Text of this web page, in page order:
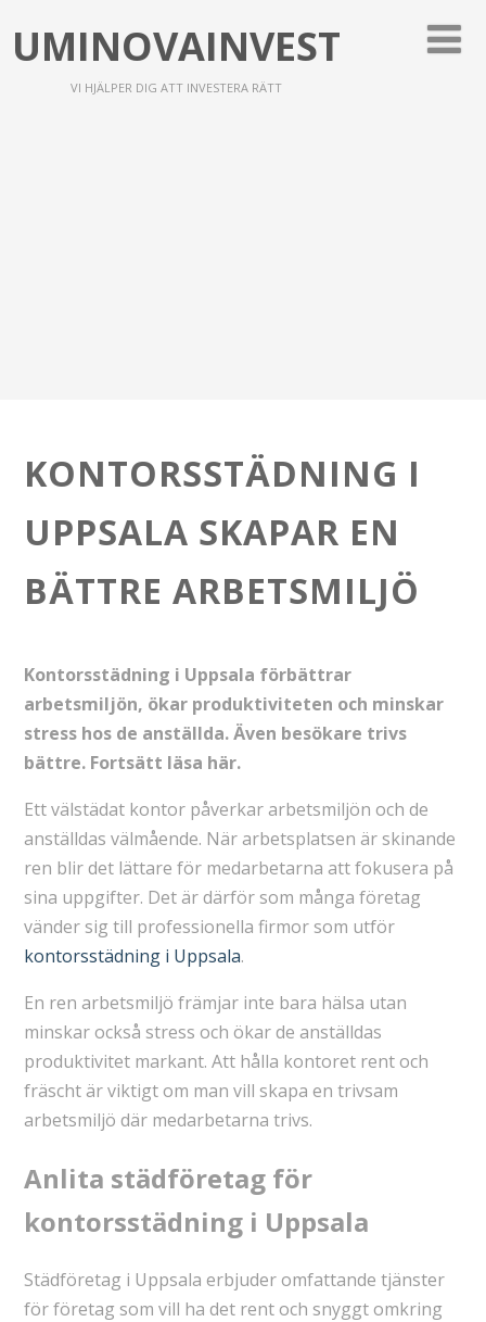
UMINOVAINVEST
VI HJÄLPER DIG ATT INVESTERA RÄTT
KONTORSSTÄDNING I
UPPSALA SKAPAR EN
BÄTTRE ARBETSMILJÖ
Kontorsstädning i Uppsala förbättrar
arbetsmiljön, ökar produktiviteten och minskar
stress hos de anställda. Även besökare trivs
bättre. Fortsätt läsa här.
Ett välstädat kontor påverkar arbetsmiljön och de
anställdas välmående. När arbetsplatsen är skinande
ren blir det lättare för medarbetarna att fokusera på
sina uppgifter. Det är därför som många företag
vänder sig till professionella firmor som utför
kontorsstädning i Uppsala.
En ren arbetsmiljö främjar inte bara hälsa utan
minskar också stress och ökar de anställdas
produktivitet markant. Att hålla kontoret rent och
fräscht är viktigt om man vill skapa en trivsam
arbetsmiljö där medarbetarna trivs.
Anlita städföretag för
kontorsstädning i Uppsala
Städföretag i Uppsala erbjuder omfattande tjänster
för företag som vill ha det rent och snyggt omkring